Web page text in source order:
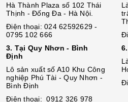
Hà Thành Plaza số 102 Thái
Thịnh - Đống Đa - Hà Nội.
Điện thoại: 024 62592629 -
0795 102 666
3. Tại Quy Nhơn - Bình
Định
Lô sản xuất số A10 Khu Công
nghiệp Phú Tài - Quy Nhơn -
Bình Định
Điện thoại: 0912 326 978